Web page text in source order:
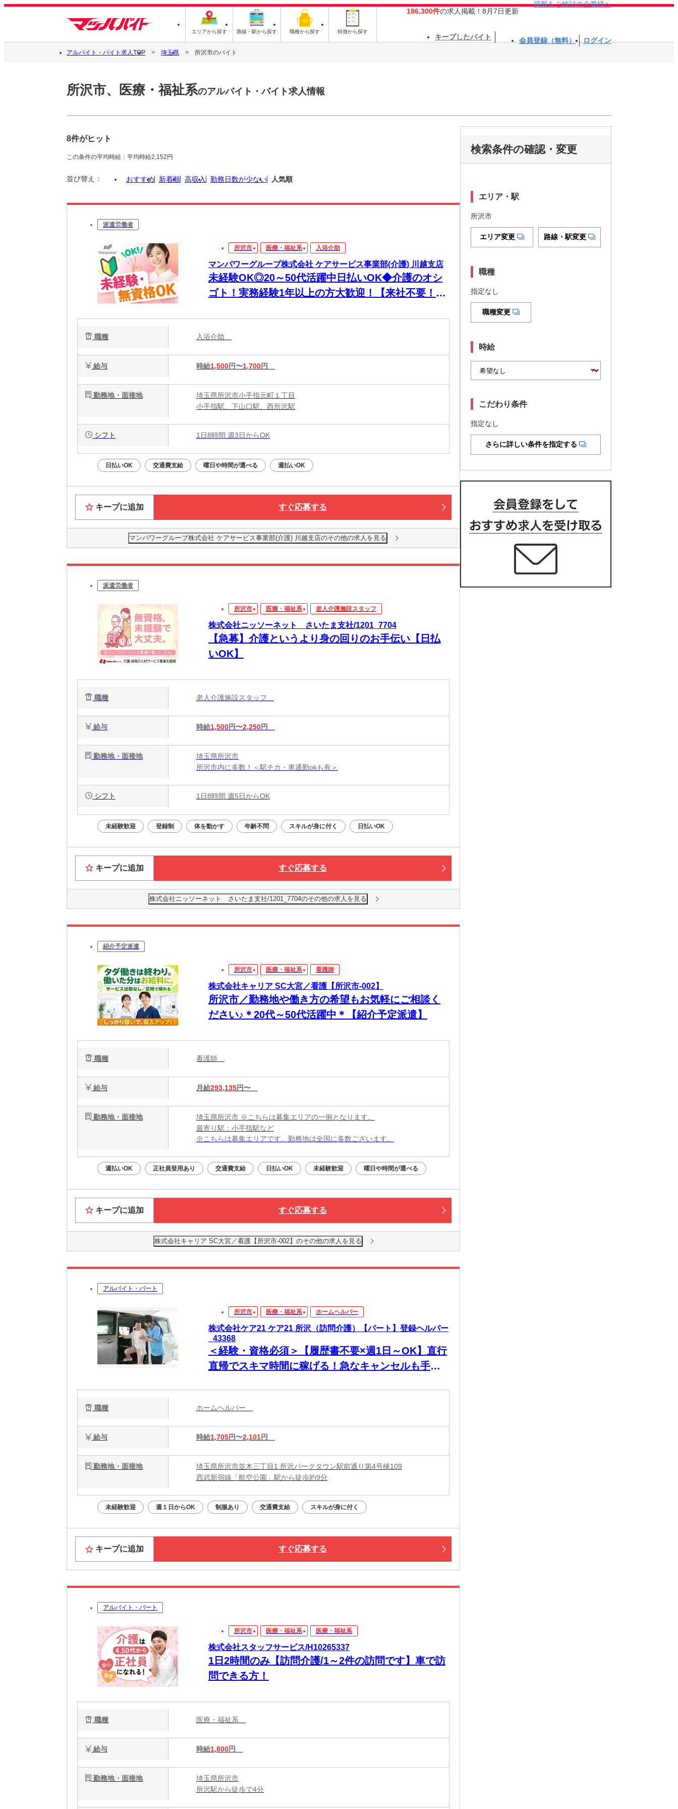
エリアから探す 路線・駅から探す 職種から探す 特徴から探す
186,300件の求人掲載！8月7日更新
掲載をご検討の企業様へ
キープしたバイト 会員登録（無料） ログイン
アルバイト・バイト求人TOP 埼玉県 所沢市のバイト
所沢市、医療・福祉系のアルバイト・バイト求人情報
8件がヒット
この条件の平均時給：平均時給2,152円
並び替え： おすすめ 新着順 高収入 勤務日数が少ない 人気順
派遣労働者
所沢市 医療・福祉系 入浴介助
マンパワーグループ株式会社 ケアサービス事業部(介護) 川越支店
未経験OK◎20～50代活躍中日払いOK◆介護のオシ
ゴト！実務経験1年以上の方大歓迎！【来社不要！
職種 入浴介助
給与 時給1,500円〜1,700円
勤務地・面接地
埼玉県所沢市小手指元町１丁目
小手指駅、下山口駅、西所沢駅
シフト 1日8時間 週3日からOK
日払いOK 交通費支給 曜日や時間が選べる 週払いOK
キープに追加 すぐ応募する
マンパワーグループ株式会社 ケアサービス事業部(介護) 川越支店のその他の求人を見る
派遣労働者
所沢市 医療・福祉系 老人介護施設スタッフ
株式会社ニッソーネット さいたま支社/1201_7704
【急募】介護というより身の回りのお手伝い【日払
いOK】
職種 老人介護施設スタッフ
給与 時給1,500円〜2,250円
勤務地・面接地
埼玉県所沢市
所沢市内に多数！＜駅チカ・車通勤okも有＞
シフト 1日8時間 週5日からOK
未経験歓迎 登録制 体を動かす 年齢不問 スキルが身に付く 日払いOK
キープに追加 すぐ応募する
株式会社ニッソーネット さいたま支社/1201_7704のその他の求人を見る
紹介予定派遣
所沢市 医療・福祉系 看護師
株式会社キャリア SC大宮／看護【所沢市-002】
所沢市／勤務地や働き方の希望もお気軽にご相談く
ださい♪＊20代～50代活躍中＊【紹介予定派遣】
職種 看護師
給与 月給293,135円〜
勤務地・面接地
埼玉県所沢市 ※こちらは募集エリアの一例となります。
最寄り駅：小手指駅など
※こちらは募集エリアです。勤務地は全国に多数ございます。
週払いOK 正社員登用あり 交通費支給 日払いOK 未経験歓迎 曜日や時間が選べる
キープに追加 すぐ応募する
株式会社キャリア SC大宮／看護【所沢市-002】のその他の求人を見る
アルバイト・パート
所沢市 医療・福祉系 ホームヘルパー
株式会社ケア21 ケア21 所沢（訪問介護）【パート】登録ヘルパー
_43368
＜経験・資格必須＞【履歴書不要×週1日～OK】直行
直帰でスキマ時間に稼げる！急なキャンセルも手当
職種 ホームヘルパー
給与 時給1,705円〜2,101円
勤務地・面接地
埼玉県所沢市並木三丁目1 所沢パークタウン駅前通り第4号棟109
西武新宿線「航空公園」駅から徒歩約9分
未経験歓迎 週１日からOK 制服あり 交通費支給 スキルが身に付く
キープに追加 すぐ応募する
アルバイト・パート
所沢市 医療・福祉系 医療・福祉系
株式会社スタッフサービス/H10265337
1日2時間のみ【訪問介護/1～2件の訪問です】車で訪
問できる方！
職種 医療・福祉系
給与 時給1,800円
勤務地・面接地
埼玉県所沢市
所沢駅から徒歩で4分
検索条件の確認・変更
エリア・駅
所沢市
エリア変更 路線・駅変更
職種
指定なし
職種変更
時給
こだわり条件
指定なし
さらに詳しい条件を指定する